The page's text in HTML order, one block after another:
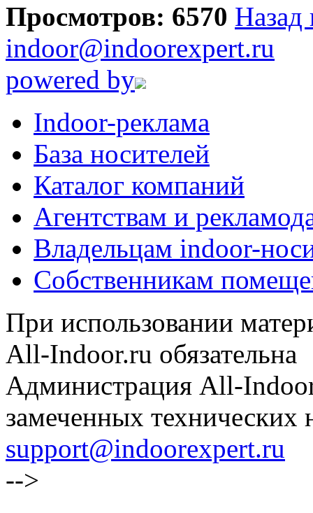
Просмотров: 6570 Назад
indoor@indoorexpert.ru
powered by
Indoor-реклама
База носителей
Каталог компаний
Агентствам и
Владельцам indoor-
Собственникам
При использовании
All-Indoor.ru обязательна
Администрация All-
замеченных технических
support@indoorexpert.ru
-->